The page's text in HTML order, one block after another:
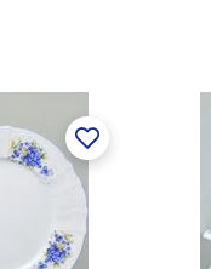
Závod je vybaven
dekorační pecí.
& Restaurant.